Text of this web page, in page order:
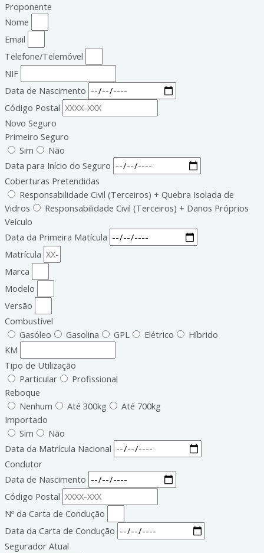
Proponente
Nome
Email
Telefone/Telemóvel
NIF
Data de Nascimento
Código Postal
Novo Seguro
Primeiro Seguro
Sim
Não
Data para Início do Seguro
Coberturas Pretendidas
Responsabilidade Civil (Terceiros) + Quebra Isolada de
Vidros
Responsabilidade Civil (Terceiros) + Danos Próprios
Veículo
Data da Primeira Matícula
Matrícula
Marca
Modelo
Versão
Combustível
Gasóleo
Gasolina GPL Elétrico
Híbrido
KM
Tipo de Utilização
Particular
Profissional
Reboque
Nenhum
Até 300kg
Até 700kg
Importado
Sim
Não
Data da Matrícula Nacional
Condutor
Data de Nascimento
Código Postal
Nº da Carta de Condução
Data da Carta de Condução
Segurador Atual